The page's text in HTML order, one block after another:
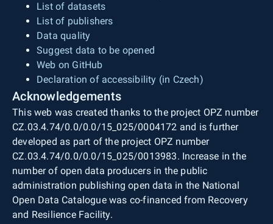
List of datasets
List of publishers
Data quality
Suggest data to be opened
Web on GitHub
Declaration of accessibility (in Czech)
Acknowledgements
This web was created thanks to the project OPZ number
CZ.03.4.74/0.0/0.0/15_025/0004172 and is further
developed as part of the project OPZ number
CZ.03.4.74/0.0/0.0/15_025/0013983. Increase in the
number of open data producers in the public
administration publishing open data in the National
Open Data Catalogue was co-financed from Recovery
and Resilience Facility.